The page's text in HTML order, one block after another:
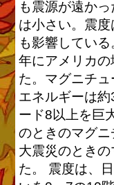
も震源が遠か
は小さい。震
も影響してい
年にアメリカ
た。マグニチ
エネルギーは
ード8以上を巨
のときのマグ
大震災のとき
た。 震度は、